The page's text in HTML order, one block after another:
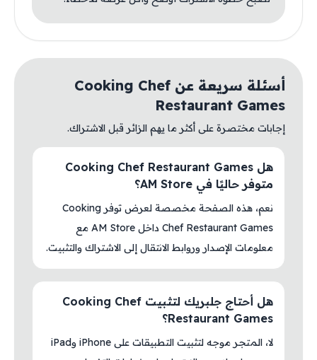
أسئلة سريعة عن Cooking Chef
Restaurant Games
إجابات مختصرة على أكثر ما يهم الزائر قبل الاشتراك.
هل Cooking Chef Restaurant Games
متوفر حاليًا في AM Store؟
نعم، هذه الصفحة مخصصة لعرض توفر Cooking
Chef Restaurant Games داخل AM Store مع
معلومات الإصدار وروابط الانتقال إلى الاشتراك والتثبيت.
هل أحتاج جلبريك لتثبيت Cooking Chef
Restaurant Games؟
لا، المتجر موجه لتثبيت التطبيقات على iPhone وiPad